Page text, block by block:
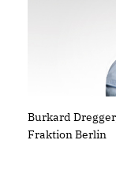
Burkard
Fraktion Berlin